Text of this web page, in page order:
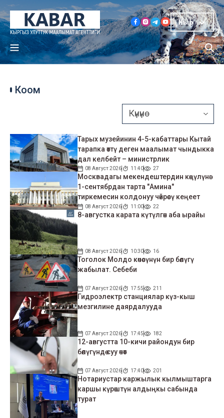
Кыр
Коом
Тарых музейинин 4-5-кабаттары Кытай
тарапка өттү деген маалымат чындыкка
дал келбейт – министрлик
08 Август 2026 11:40 27
Москвадагы мекендештердин көңүлүнө:
1-сентябрдан тарта "Амина"
тиркемесин колдонуу чөйрөсү кеңеет
08 Август 2026 11:00 22
8-августка карата күтүлгөн аба ырайы
08 Август 2026 10:30 16
Тоголок Молдо көчөсүнүн бир бөлүгү
жабылат. Себеби
07 Август 2026 17:55 211
Гидроэлектр станциялар күз-кыш
мезгилине даярдалууда
07 Август 2026 17:45 182
12-августта 10-кичи райондун бир
бөлүгүндө суу өчөт
07 Август 2026 17:40 201
Нотариустар каржылык кылмыштарга
каршы күрөштүн алдыңкы сабында
турат